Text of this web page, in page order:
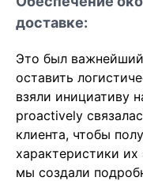
доставке:
Это был
оставить
взяли инициативу
proactively
клиента, чтобы
характеристики
мы создали